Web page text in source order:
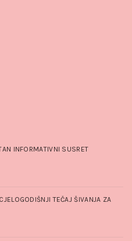
INFORMATIVNI SUSRET
TEČAJ ŠIVANJA ZA